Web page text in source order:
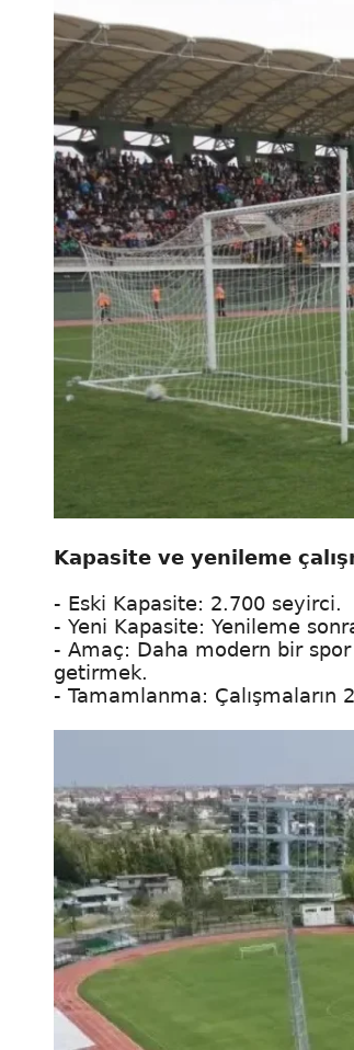
Kapasite ve yenileme
- Eski Kapasite: 2.700 seyirci.
- Yeni Kapasite: Yenileme
- Amaç: Daha modern bir
getirmek.
- Tamamlanma: Çalışmaların